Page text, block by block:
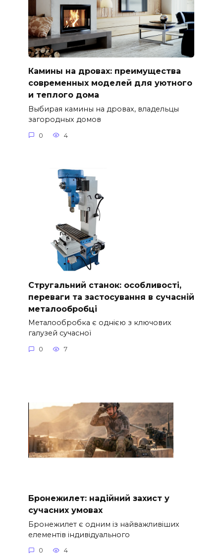
Камины на дровах: преимущества
современных моделей для уютного
и теплого дома
Выбирая камины на дровах, владельцы
загородных домов
0 4
Стругальний станок: особливості,
переваги та застосування в сучасній
металообробці
Металообробка є однією з ключових
галузей сучасної
0 7
Бронежилет: надійний захист у
сучасних умовах
Бронежилет є одним із найважливіших
елементів індивідуального
0 4